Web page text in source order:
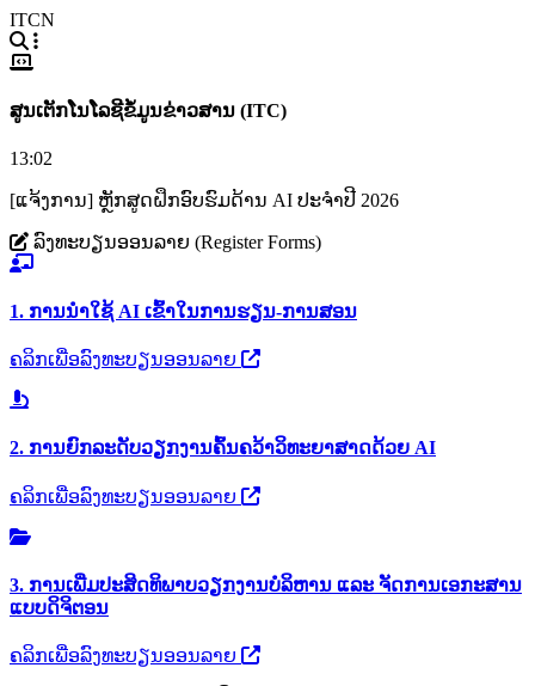
ITCN
ສູນເຕັກໂນໂລຊີຂໍ້ມູນຂ່າວສານ (ITC)
13:02
[ແຈ້ງການ] ຫຼັກສູດຝຶກອົບຮົມດ້ານ AI ປະຈຳປີ 2026
ລົງທະບຽນອອນລາຍ (Register Forms)
1. ການນຳໃຊ້ AI ເຂົ້າໃນການຮຽນ-ການສອນ
ຄລິກເພື່ອລົງທະບຽນອອນລາຍ
2. ການຍົກລະດັບວຽກງານຄົ້ນຄວ້າວິທະຍາສາດດ້ວຍ AI
ຄລິກເພື່ອລົງທະບຽນອອນລາຍ
3. ການເພີ່ມປະສິດທິພາບວຽກງານບໍລິຫານ ແລະ ຈັດການເອກະສານ
ແບບດິຈິຕອນ
ຄລິກເພື່ອລົງທະບຽນອອນລາຍ